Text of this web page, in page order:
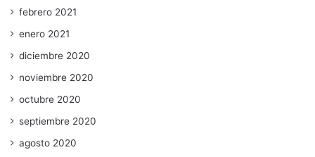
febrero 2021
enero 2021
diciembre 2020
noviembre 2020
octubre 2020
septiembre 2020
agosto 2020